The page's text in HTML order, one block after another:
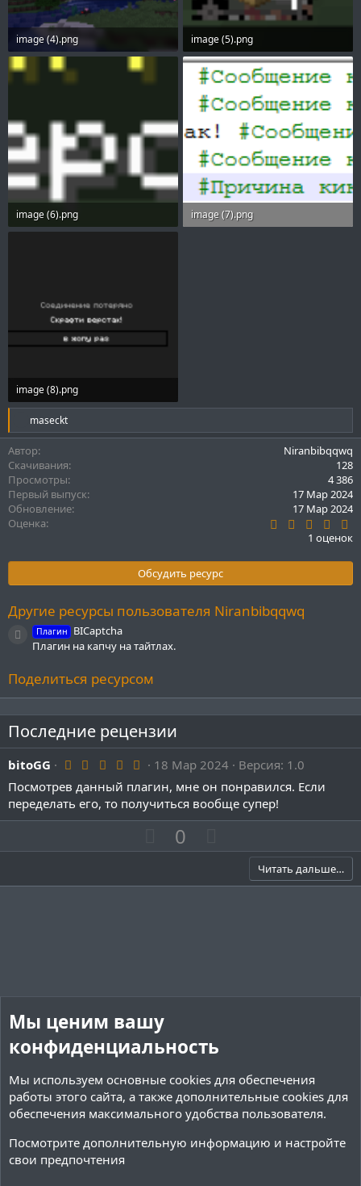
image (4).png
image (5).png
2.6 KB · Просмотры: 510
image (6).png
image (7).png
image (8).png
3.4 KB · Просмотры: 505
Р
е
к
ц
и
и
:
maseckt
Автор
Niranbibqqwq
Скачивания
128
Просмотры
4 386
Первый выпуск
17 Мар 2024
Обновление
17 Мар 2024
Оценка
0
0
в
1 оценок
Обсудить ресурс
Другие ресурсы пользователя Niranbibqqwq
Иконка ресурса
Плагин
BICaptcha
Плагин на капчу на тайтлах.
Поделиться ресурсом
Последние рецензии
bitoGG 5
0
0
з
в
з
18 Мар 2024
Версия: 1.0
Посмотрев данный плагин, мне он понравился. Если
переделать его, то получиться вообще супер!
П
о
и
г
о
о
с
0
е
а
о
с
Читать дальше…
Мы ценим вашу
конфиденциальность
Мы используем основные cookies для обеспечения
работы этого сайта, а также дополнительные cookies для
обеспечения максимального удобства пользователя.
Посмотрите дополнительную информацию и настройте
свои предпочтения